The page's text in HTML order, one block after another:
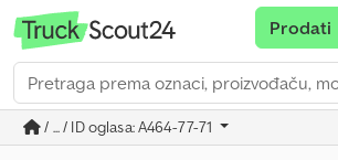
Prodati
/ ... / ID oglasa: A464-77-71